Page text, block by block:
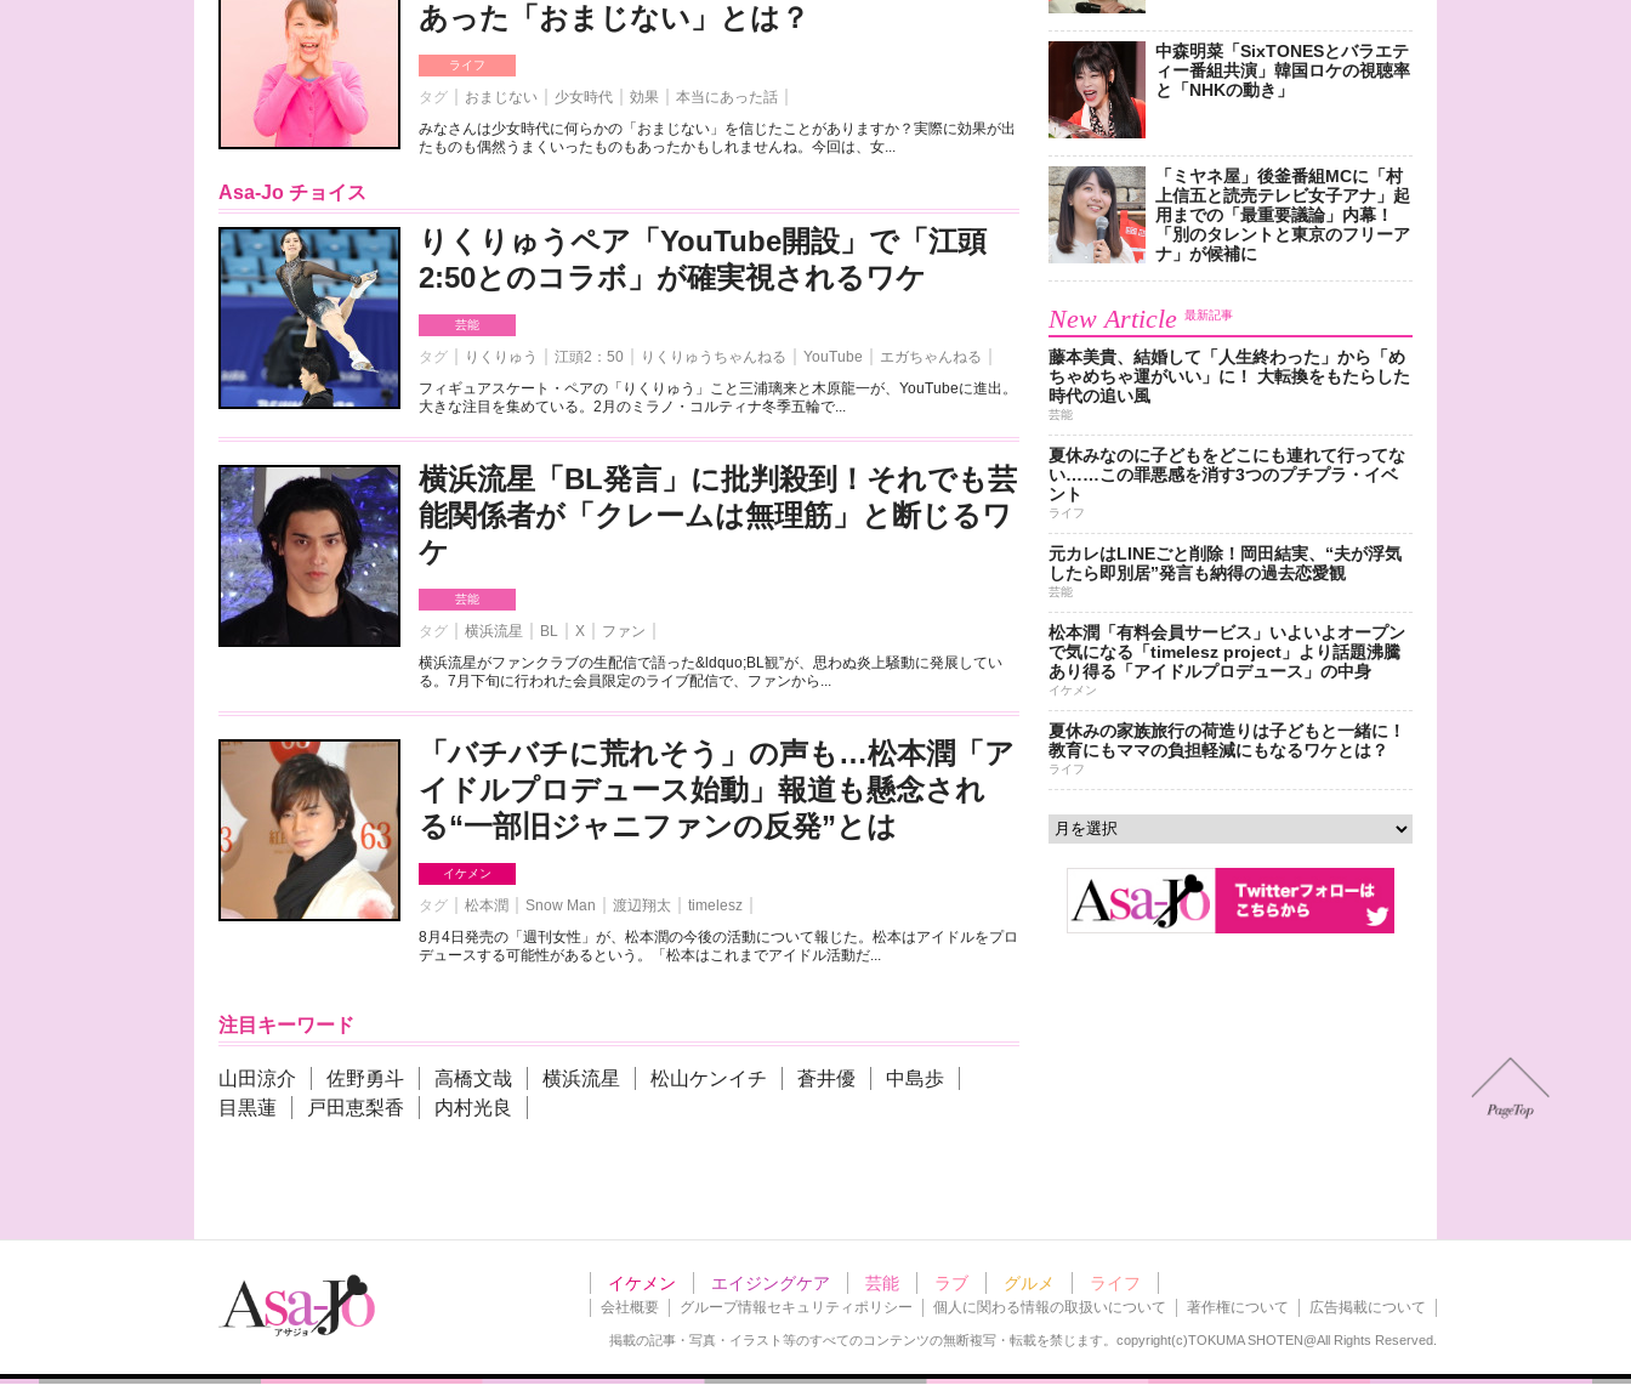
あった「おまじない」とは？
ライフ
タグ おまじない 少女時代 効果
本当にあった話
みなさんは少女時代に何らかの「おまじない」を信じたことがありますか？実際に効果が出
たものも偶然うまくいったものもあったかもしれませんね。今回は、女...
Asa-Jo チョイス
りくりゅうペア「YouTube開設」で「江頭
2:50とのコラボ」が確実視されるワケ
芸能
タグ りくりゅう 江頭2：50 りくりゅうちゃんねる YouTube
エガちゃんねる
フィギュアスケート・ペアの「りくりゅう」こと三浦璃来と木原龍一が、YouTubeに進出。
大きな注目を集めている。2月のミラノ・コルティナ冬季五輪で...
横浜流星「BL発言」に批判殺到！それでも芸
能関係者が「クレームは無理筋」と断じるワ
ケ
芸能
タグ 横浜流星 BL X
ファン
横浜流星がファンクラブの生配信で語った&ldquo;BL観”が、思わぬ炎上騒動に発展してい
る。7月下旬に行われた会員限定のライブ配信で、ファンから...
「バチバチに荒れそう」の声も…松本潤「ア
イドルプロデュース始動」報道も懸念され
る“一部旧ジャニファンの反発”とは
イケメン
タグ 松本潤 Snow Man 渡辺翔太
timelesz
8月4日発売の「週刊女性」が、松本潤の今後の活動について報じた。松本はアイドルをプロ
デュースする可能性があるという。「松本はこれまでアイドル活動だ...
注目キーワード
山田涼介 佐野勇斗 高橋文哉 横浜流星 松山ケンイチ 蒼井優
中島歩
目黒蓮
戸田恵梨香 内村光良
中森明菜「SixTONESとバラエテ
ィー番組共演」韓国ロケの視聴率
と「NHKの動き」
「ミヤネ屋」後釜番組MCに「村
上信五と読売テレビ女子アナ」起
用までの「最重要議論」内幕！
「別のタレントと東京のフリーア
ナ」が候補に
New Article 最新記事
藤本美貴、結婚して「人生終わった」から「め
ちゃめちゃ運がいい」に！ 大転換をもたらした
時代の追い風
芸能
夏休みなのに子どもをどこにも連れて行ってな
い……この罪悪感を消す3つのプチプラ・イベ
ント
ライフ
元カレはLINEごと削除！岡田結実、“夫が浮気
したら即別居”発言も納得の過去恋愛観
芸能
松本潤「有料会員サービス」いよいよオープン
で気になる「timelesz project」より話題沸騰
あり得る「アイドルプロデュース」の中身
イケメン
夏休みの家族旅行の荷造りは子どもと一緒に！
教育にもママの負担軽減にもなるワケとは？
ライフ
イケメン エイジングケア 芸能 ラブ グルメ ライフ
会社概要 グループ情報セキュリティポリシー 個人に関わる情報の取扱いについて 著作権について 広告掲載について
掲載の記事・写真・イラスト等のすべてのコンテンツの無断複写・転載を禁じます。 copyright(c)TOKUMA SHOTEN@All Rights Reserved.